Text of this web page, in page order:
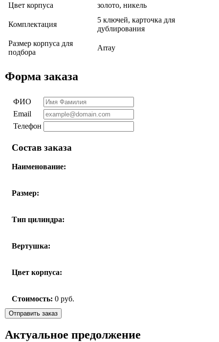
Цвет корпуса
золото, никель
Комплектация
5 ключей, карточка для
дублирования
Размер корпуса для
подбора
Array
Форма заказа
ФИО
Email
Телефон
Состав заказа
Наименование:
Размер:
Тип цилиндра:
Вертушка:
Цвет корпуса:
Стоимость: 0 руб.
Актуальное предолжение